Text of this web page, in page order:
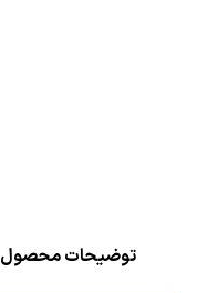
توضیحات محصول